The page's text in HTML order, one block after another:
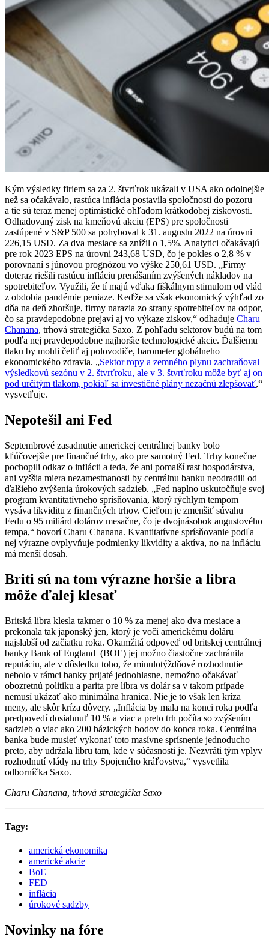
Kým výsledky firiem sa za 2. štvrťrok ukázali v USA ako odolnejšie
než sa očakávalo, rastúca inflácia postavila spoločnosti do pozoru
a tie sú teraz menej optimistické ohľadom krátkodobej ziskovosti.
Odhadovaný zisk na kmeňovú akciu (EPS) pre spoločnosti
zastúpené v S&P 500 sa pohyboval k 31. augustu 2022 na úrovni
226,15 USD. Za dva mesiace sa znížil o 1,5%. Analytici očakávajú
pre rok 2023 EPS na úrovni 243,68 USD, čo je pokles o 2,8 % v
porovnaní s júnovou prognózou vo výške 250,61 USD. „Firmy
doteraz riešili rastúcu infláciu prenášaním zvýšených nákladov na
spotrebiteľov. Využili, že tí majú vďaka fiškálnym stimulom od vlád
z obdobia pandémie peniaze. Keďže sa však ekonomický výhľad zo
dňa na deň zhoršuje, firmy narazia zo strany spotrebiteľov na odpor,
čo sa pravdepodobne prejaví aj vo výkaze ziskov,“ odhaduje Charu
Chanana, trhová strategička Saxo. Z pohľadu sektorov budú na tom
podľa nej pravdepodobne najhoršie technologické akcie. Ďalšiemu
tlaku by mohli čeliť aj polovodiče, barometer globálneho
ekonomického zdravia. „Sektor ropy a zemného plynu zachraňoval
výsledkovú sezónu v 2. štvrťroku, ale v 3. štvrťroku môže byť aj on
pod určitým tlakom, pokiaľ sa investičné plány nezačnú zlepšovať,“
vysvetľuje.
Nepotešil ani Fed
Septembrové zasadnutie americkej centrálnej banky bolo
kľúčovejšie pre finančné trhy, ako pre samotný Fed. Trhy konečne
pochopili odkaz o inflácii a teda, že ani pomalší rast hospodárstva,
ani vyššia miera nezamestnanosti by centrálnu banku neodradili od
ďalšieho zvýšenia úrokových sadzieb. „Fed naplno uskutočňuje svoj
program kvantitatívneho sprísňovania, ktorý rýchlym tempom
vysáva likviditu z finančných trhov. Cieľom je zmenšiť súvahu
Fedu o 95 miliárd dolárov mesačne, čo je dvojnásobok augustového
tempa,“ hovorí Charu Chanana. Kvantitatívne sprísňovanie podľa
nej výrazne ovplyvňuje podmienky likvidity a aktíva, no na infláciu
má menší dosah.
Briti sú na tom výrazne horšie a libra
môže ďalej klesať
Britská libra klesla takmer o 10 % za menej ako dva mesiace a
prekonala tak japonský jen, ktorý je voči americkému doláru
najslabší od začiatku roka. Okamžitá odpoveď od britskej centrálnej
banky Bank of England (BOE) jej možno čiastočne zachránila
reputáciu, ale v dôsledku toho, že minulotýždňové rozhodnutie
nebolo v rámci banky prijaté jednohlasne, nemožno očakávať
obozretnú politiku a parita pre libra vs dolár sa v takom prípade
nemusí ukázať ako minimálna hranica. Nie je to však len kríza
meny, ale skôr kríza dôvery. „Inflácia by mala na konci roka podľa
predpovedí dosiahnuť 10 % a viac a preto trh počíta so zvýšením
sadzieb o viac ako 200 bázických bodov do konca roka. Centrálna
banka bude musieť vykonať toto masívne sprísnenie jednoducho
preto, aby udržala libru tam, kde v súčasnosti je. Nezvráti tým vplyv
rozhodnutí vlády na trhy Spojeného kráľovstva,“ vysvetlila
odborníčka Saxo.
Charu Chanana, trhová strategička Saxo
Tagy:
americká ekonomika
americké akcie
BoE
FED
inflácia
úrokové sadzby
Novinky na fóre